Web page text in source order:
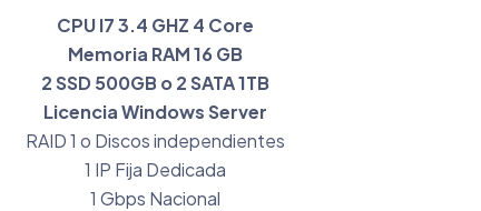
CPU I7 3.4 GHZ 4 Core
Memoria RAM 16 GB
2 SSD 500GB o 2 SATA 1TB
Licencia Windows Server
RAID 1 o Discos independientes
1 IP Fija Dedicada
1 Gbps Nacional